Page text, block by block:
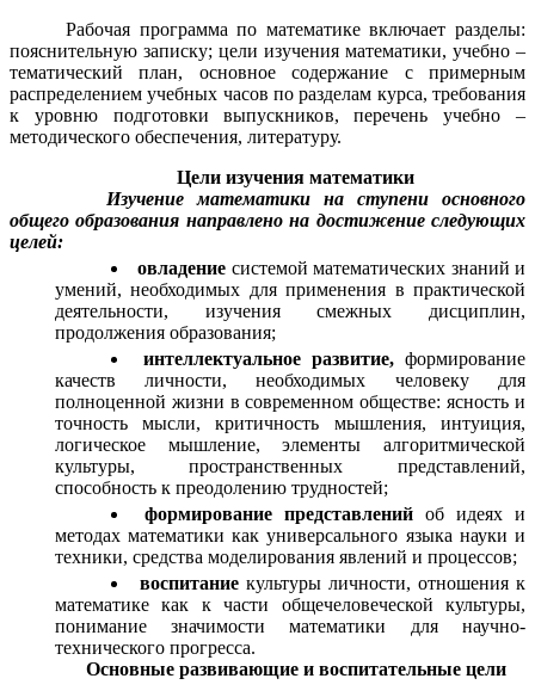
Рабочая программа по математике включает разделы:
пояснительную записку; цели изучения математики, учебно –
тематический план, основное содержание с примерным
распределением учебных часов по разделам курса, требования
к уровню подготовки выпускников, перечень учебно –
методического обеспечения, литературу.
Цели изучения математики
Изучение математики на ступени основного
общего образования направлено на достижение следующих
целей:
овладение системой математических знаний и
умений, необходимых для применения в практической
деятельности, изучения смежных дисциплин,
продолжения образования;
интеллектуальное развитие, формирование
качеств личности, необходимых человеку для
полноценной жизни в современном обществе: ясность и
точность мысли, критичность мышления, интуиция,
логическое мышление, элементы алгоритмической
культуры, пространственных представлений,
способность к преодолению трудностей;
формирование представлений об идеях и
методах математики как универсального языка науки и
техники, средства моделирования явлений и процессов;
воспитание культуры личности, отношения к
математике как к части общечеловеческой культуры,
понимание значимости математики для научно-
технического прогресса.
Основные развивающие и воспитательные цели